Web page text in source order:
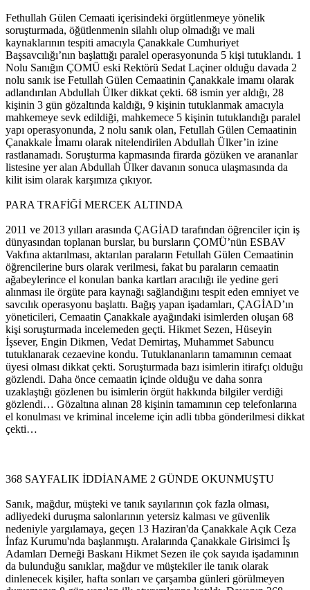
Fethullah Gülen Cemaati içerisindeki örgütlenmeye yönelik
soruşturmada, öğütlenmenin silahlı olup olmadığı ve mali
kaynaklarının tespiti amacıyla Çanakkale Cumhuriyet
Başsavcılığı’nın başlattığı paralel operasyonunda 5 kişi tutuklandı. 1
Nolu Sanığın ÇOMÜ eski Rektörü Sedat Laçiner olduğu davada 2
nolu sanık ise Fetullah Gülen Cemaatinin Çanakkale imamı olarak
adlandırılan Abdullah Ülker dikkat çekti. 68 ismin yer aldığı, 28
kişinin 3 gün gözaltında kaldığı, 9 kişinin tutuklanmak amacıyla
mahkemeye sevk edildiği, mahkemece 5 kişinin tutuklandığı paralel
yapı operasyonunda, 2 nolu sanık olan, Fetullah Gülen Cemaatinin
Çanakkale İmamı olarak nitelendirilen Abdullah Ülker’in izine
rastlanamadı. Soruşturma kapmasında firarda gözüken ve arananlar
listesine yer alan Abdullah Ülker davanın sonuca ulaşmasında da
kilit isim olarak karşımıza çıkıyor.
PARA TRAFİĞİ MERCEK ALTINDA
2011 ve 2013 yılları arasında ÇAGİAD tarafından öğrenciler için iş
dünyasından toplanan burslar, bu bursların ÇOMÜ’nün ESBAV
Vakfına aktarılması, aktarılan paraların Fetullah Gülen Cemaatinin
öğrencilerine burs olarak verilmesi, fakat bu paraların cemaatin
ağabeylerince el konulan banka kartları aracılığı ile yedine geri
alınması ile örgüte para kaynağı sağlandığını tespit eden emniyet ve
savcılık operasyonu başlattı. Bağış yapan işadamları, ÇAGİAD’ın
yöneticileri, Cemaatin Çanakkale ayağındaki isimlerden oluşan 68
kişi soruşturmada incelemeden geçti. Hikmet Sezen, Hüseyin
İşsever, Engin Dikmen, Vedat Demirtaş, Muhammet Sabuncu
tutuklanarak cezaevine kondu. Tutuklananların tamamının cemaat
üyesi olması dikkat çekti. Soruşturmada bazı isimlerin itirafçı olduğu
gözlendi. Daha önce cemaatin içinde olduğu ve daha sonra
uzaklaştığı gözlenen bu isimlerin örgüt hakkında bilgiler verdiği
gözlendi… Gözaltına alınan 28 kişinin tamamının cep telefonlarına
el konulması ve kriminal inceleme için adli tıbba gönderilmesi dikkat
çekti…
368 SAYFALIK İDDİANAME 2 GÜNDE OKUNMUŞTU
Sanık, mağdur, müşteki ve tanık sayılarının çok fazla olması,
adliyedeki duruşma salonlarının yetersiz kalması ve güvenlik
nedeniyle yargılamaya, geçen 13 Haziran'da Çanakkale Açık Ceza
İnfaz Kurumu'nda başlanmıştı. Aralarında Çanakkale Girisimci İş
Adamları Derneği Baskanı Hikmet Sezen ile çok sayıda işadamının
da bulunduğu sanıklar, mağdur ve müştekiler ile tanık olarak
dinlenecek kişiler, hafta sonları ve çarşamba günleri görülmeyen